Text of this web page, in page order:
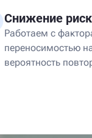
Снижение
Работаем с
переносимостью
вероятность